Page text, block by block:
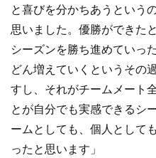
と喜びを分かちあうという
思いました。優勝ができた
シーズンを勝ち進めていっ
どん増えていくというその
すし、それがチームメート
とが自分でも実感できるシ
ームとしても、個人として
ったと思います」